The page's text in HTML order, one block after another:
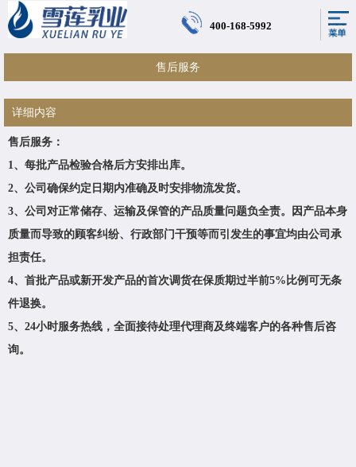
400-168-5992
售后服务
详细内容
售后服务：
1、每批产品检验合格后方安排出库。
2、公司确保约定日期内准确及时安排物流发货。
3、公司对正常储存、运输及保管的产品质量问题负全责。因产品本身
质量而导致的顾客纠纷、行政部门干预等而引发生的事宜均由公司承
担责任。
4、首批产品或新开发产品的首次调货在保质期过半前5% 比例可无条
件退换。
5、 24小时服务热线，全面接待处理代理商及终端客户的各种售后咨
询。